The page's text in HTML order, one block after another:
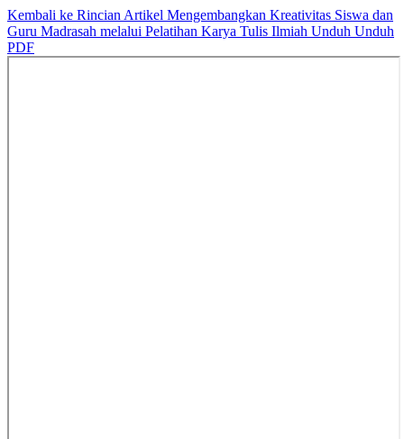
Kembali ke Rincian Artikel Mengembangkan Kreativitas Siswa dan
Guru Madrasah melalui Pelatihan Karya Tulis Ilmiah Unduh Unduh
PDF